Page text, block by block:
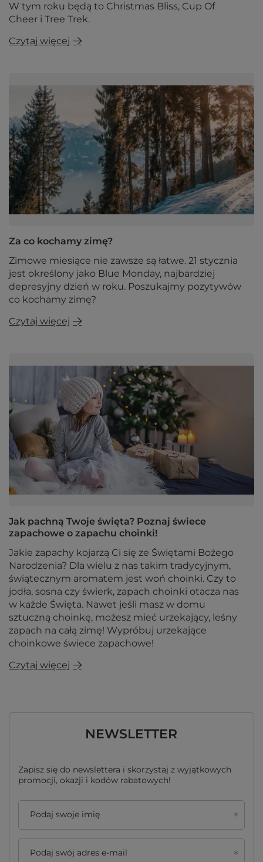
W tym roku będą to Christmas Bliss, Cup Of
Cheer i Tree Trek.
Czytaj więcej
Za co kochamy zimę?
Zimowe miesiące nie zawsze są łatwe. 21 stycznia
jest określony jako Blue Monday, najbardziej
depresyjny dzień w roku. Poszukajmy pozytywów
co kochamy zimę?
Czytaj więcej
Jak pachną Twoje święta? Poznaj świece
zapachowe o zapachu choinki!
Jakie zapachy kojarzą Ci się ze Świętami Bożego
Narodzenia? Dla wielu z nas takim tradycyjnym,
świątecznym aromatem jest woń choinki. Czy to
jodła, sosna czy świerk, zapach choinki otacza nas
w każde Święta. Nawet jeśli masz w domu
sztuczną choinkę, możesz mieć urzekający, leśny
zapach na całą zimę! Wypróbuj urzekające
choinkowe świece zapachowe!
Czytaj więcej
NEWSLETTER
Zapisz się do newslettera i skorzystaj z wyjątkowych
promocji, okazji i kodów rabatowych!
Podaj swoje imię
Podaj swój adres e-mail